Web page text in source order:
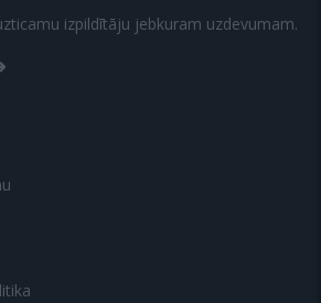
izpildītāju jebkuram uzdevumam.